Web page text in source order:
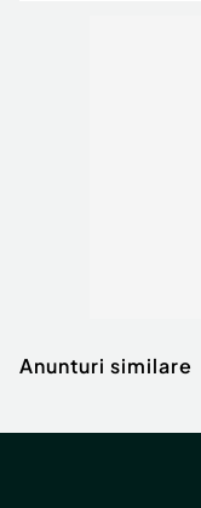
Anunturi similare